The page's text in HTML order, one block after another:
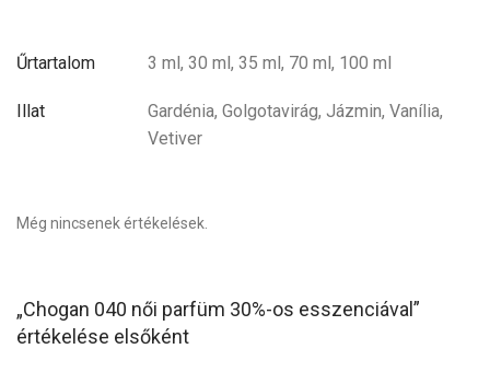
Űrtartalom 3 ml, 30 ml, 35 ml, 70 ml, 100 ml
Illat
Gardénia, Golgotavirág, Jázmin, Vanília,
Vetiver
Még nincsenek értékelések.
„Chogan 040 női parfüm 30%-os esszenciával”
értékelése elsőként